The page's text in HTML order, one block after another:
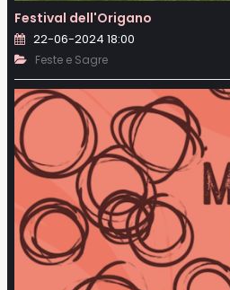
Festival dell'Origano
22-06-2024 18:00
Feste e Sagre